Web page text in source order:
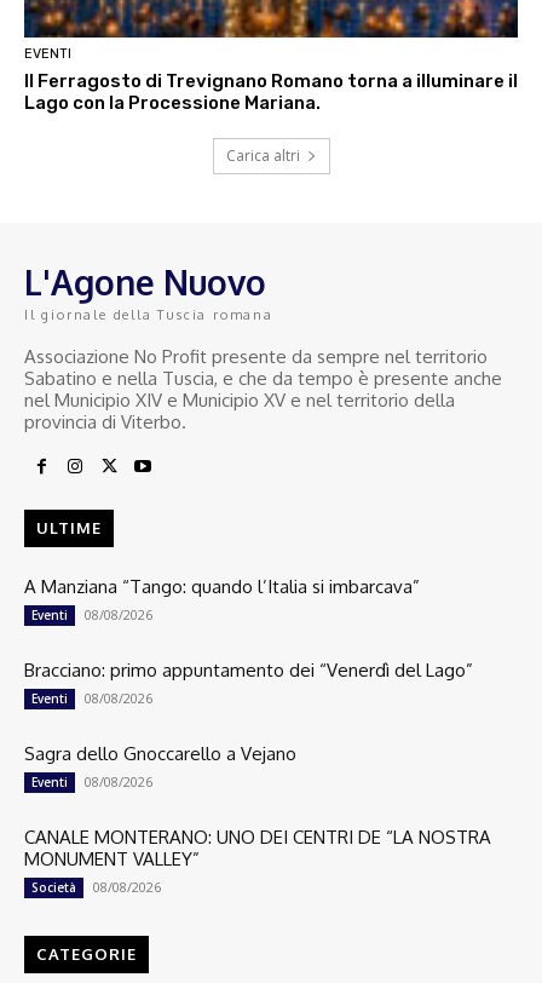
EVENTI
Il Ferragosto di Trevignano Romano torna a illuminare il
Lago con la Processione Mariana.
Carica altri
L'Agone Nuovo
Il giornale della Tuscia romana
Associazione No Profit presente da sempre nel territorio
Sabatino e nella Tuscia, e che da tempo è presente anche
nel Municipio XIV e Municipio XV e nel territorio della
provincia di Viterbo.
ULTIME
A Manziana “Tango: quando l’Italia si imbarcava”
Eventi 08/08/2026
Bracciano: primo appuntamento dei “Venerdì del Lago”
Eventi 08/08/2026
Sagra dello Gnoccarello a Vejano
Eventi 08/08/2026
CANALE MONTERANO: UNO DEI CENTRI DE “LA NOSTRA
MONUMENT VALLEY”
Società 08/08/2026
CATEGORIE